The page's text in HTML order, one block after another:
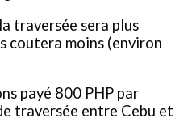
traversée sera plus
coutera moins (environ
payé 800 PHP par
traversée entre Cebu et